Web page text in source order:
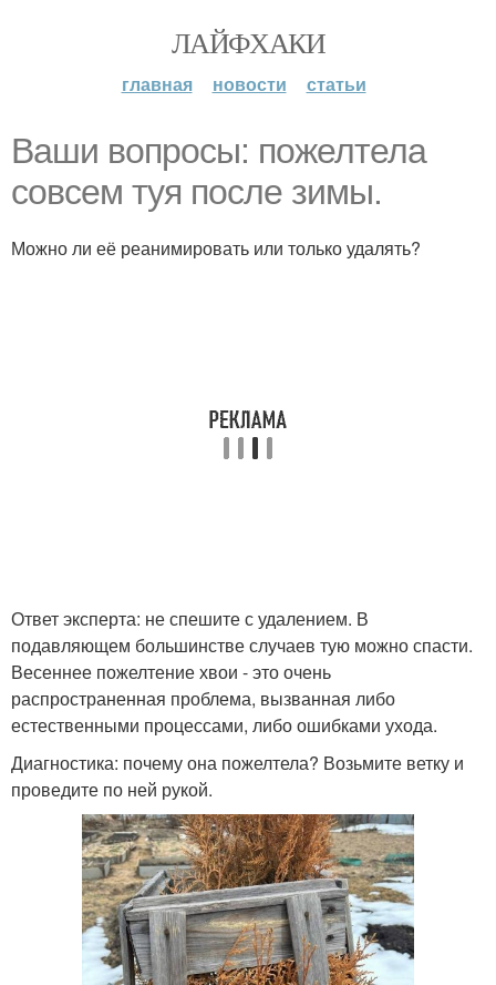
ЛАЙФХАКИ
главная новости статьи
Ваши вопросы: пожелтела
совсем туя после зимы.
Можно ли её реанимировать или только удалять?
Ответ эксперта: не спешите с удалением. В
подавляющем большинстве случаев тую можно спасти.
Весеннее пожелтение хвои - это очень
распространенная проблема, вызванная либо
естественными процессами, либо ошибками ухода.
Диагностика: почему она пожелтела? Возьмите ветку и
проведите по ней рукой.